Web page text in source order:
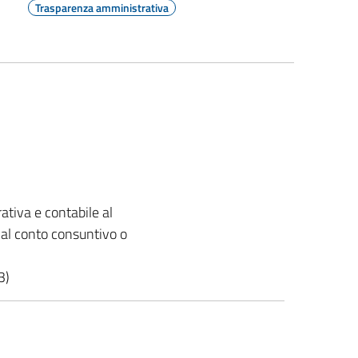
Trasparenza amministrativa
e contabile al
conto consuntivo o